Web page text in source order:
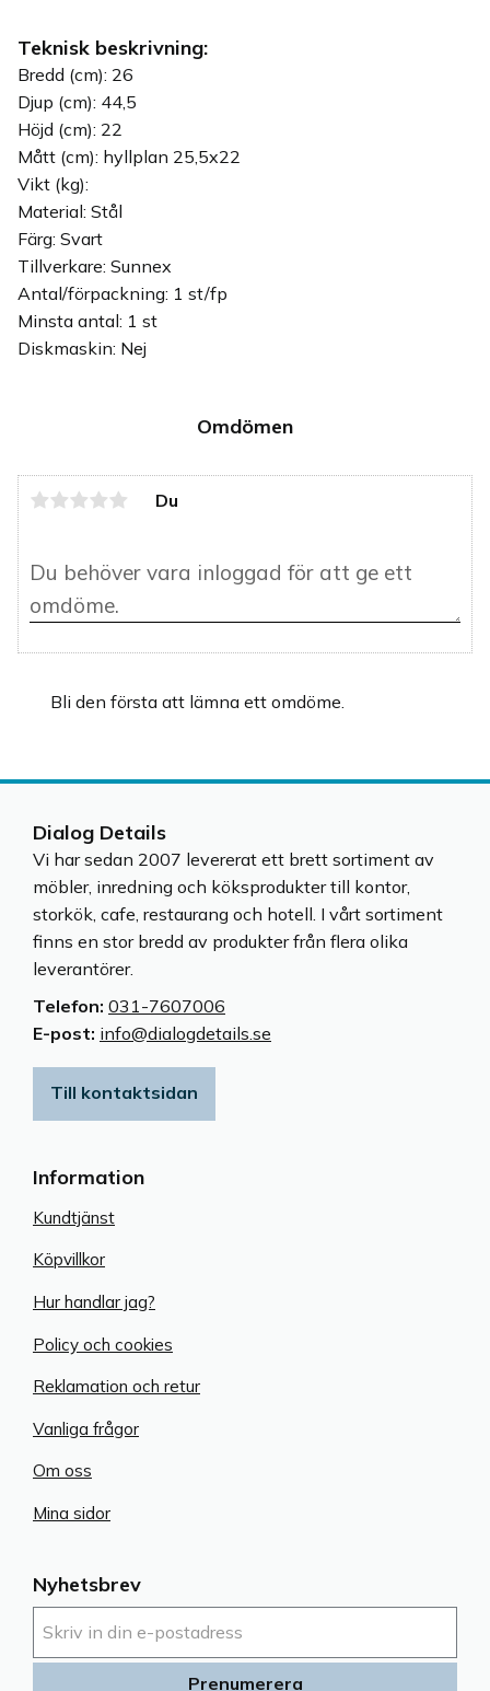
Teknisk beskrivning:
Bredd (cm): 26
Djup (cm): 44,5
Höjd (cm): 22
Mått (cm): hyllplan 25,5x22
Vikt (kg):
Material: Stål
Färg: Svart
Tillverkare: Sunnex
Antal/förpackning: 1 st/fp
Minsta antal: 1 st
Diskmaskin: Nej
Omdömen
Du
Bli den första att lämna ett omdöme.
Nyhetsbrev
Prenumerera
Information
Kundtjänst
Köpvillkor
Hur handlar jag?
Policy och cookies
Reklamation och retur
Vanliga frågor
Om oss
Mina sidor
Dialog Details
Vi har sedan 2007 levererat ett brett sortiment av
möbler, inredning och köksprodukter till kontor,
storkök, cafe, restaurang och hotell. I vårt sortiment
finns en stor bredd av produkter från flera olika
leverantörer.
Telefon: 031-7607006
E-post: info@dialogdetails.se
Till kontaktsidan